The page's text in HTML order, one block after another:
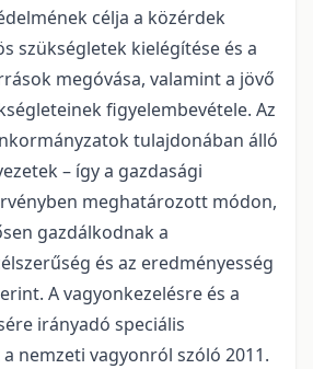
célja a közérdek
szükségletek kielégítése és a
megóvása, valamint a jövő
figyelembevétele. Az
tulajdonában álló
– így a gazdasági
meghatározott módon,
gazdálkodnak a
és az eredményesség
A vagyonkezelésre és a
irányadó speciális
nemzeti vagyonról szóló 2011.